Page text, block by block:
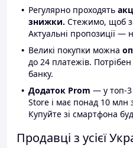
Регулярно проходять
знижки. Стежимо, щоб
Актуальні пропозиції —
Великі покупки можна
до 24 платежів.
банку.
Додаток Prom — у топ-3
Store і має понад 10 млн
Купуйте зі смартфона
Продавці з усієї